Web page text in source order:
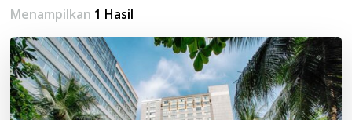
Menampilkan 1 Hasil